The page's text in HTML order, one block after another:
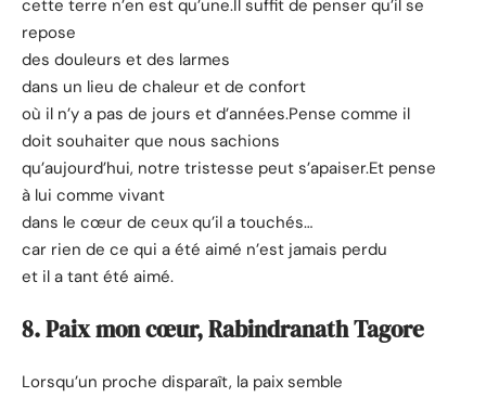
cette terre n’en est qu’une.Il suffit de penser qu’il se
repose
des douleurs et des larmes
dans un lieu de chaleur et de confort
où il n’y a pas de jours et d’années.Pense comme il
doit souhaiter que nous sachions
qu’aujourd’hui, notre tristesse peut s’apaiser.Et pense
à lui comme vivant
dans le cœur de ceux qu’il a touchés…
car rien de ce qui a été aimé n’est jamais perdu
et il a tant été aimé.
8. Paix mon cœur, Rabindranath Tagore
Lorsqu’un proche disparaît, la paix semble